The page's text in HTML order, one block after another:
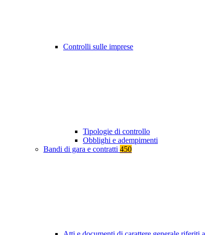
Controlli sulle imprese
Tipologie di controllo
Obblighi e adempimenti
Bandi di gara e contratti 450